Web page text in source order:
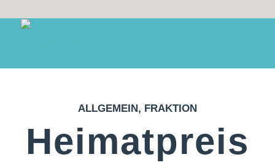
ALLGEMEIN, FRAKTION
Heimatpreis